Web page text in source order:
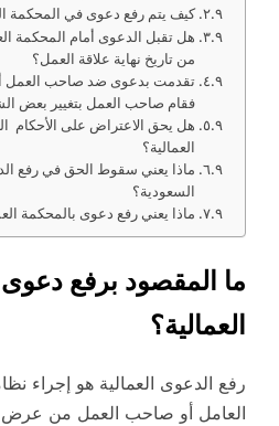
كيف يتم رفع دعوى في المحكمة
من تاريخ نهاية علاقة العمل؟
تقدمت بدعوى ضد صاحب العمل
فقام صاحب العمل بتغيير بعض
هل يحق الاعتراض على الأحكام
العمالية؟
ماذا يعني سقوط الحق في رفع
السعودية؟
ماذا يعني رفع دعوى بالمحكمة
ما المقصود برفع
العمالية؟
رفع الدعوى العمالية هو إجراء
العامل أو صاحب العمل من عرض